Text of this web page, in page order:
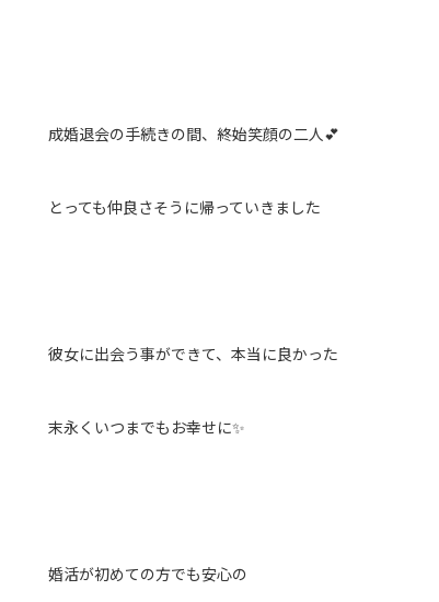
成婚退会の手続きの間、終始笑顔の二人💕
とっても仲良さそうに帰っていきました
彼女に出会う事ができて、本当に良かった
末永くいつまでもお幸せに✨
婚活が初めての方でも安心の